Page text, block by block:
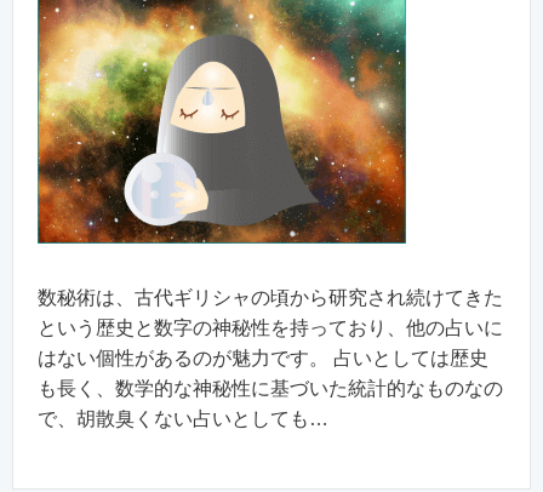
数秘術は、古代ギリシャの頃から研究され続けてきた
という歴史と数字の神秘性を持っており、他の占いに
はない個性があるのが魅力です。 占いとしては歴史
も長く、数学的な神秘性に基づいた統計的なものなの
で、胡散臭くない占いとしても…